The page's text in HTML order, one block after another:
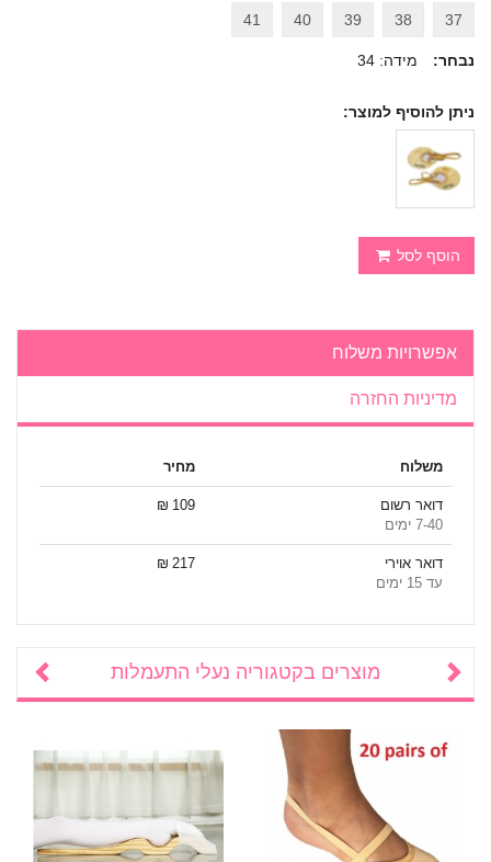
37
38
39
40
41
נבחר: מידה: 34
ניתן להוסיף למוצר:
הוסף לסל
אפשרויות משלוח
מדיניות החזרה
משלוח מחיר
דואר רשום
7-40 ימים
109 ₪
דואר אוירי
עד 15 ימים
217 ₪
מוצרים בקטגוריה נעלי התעמלות